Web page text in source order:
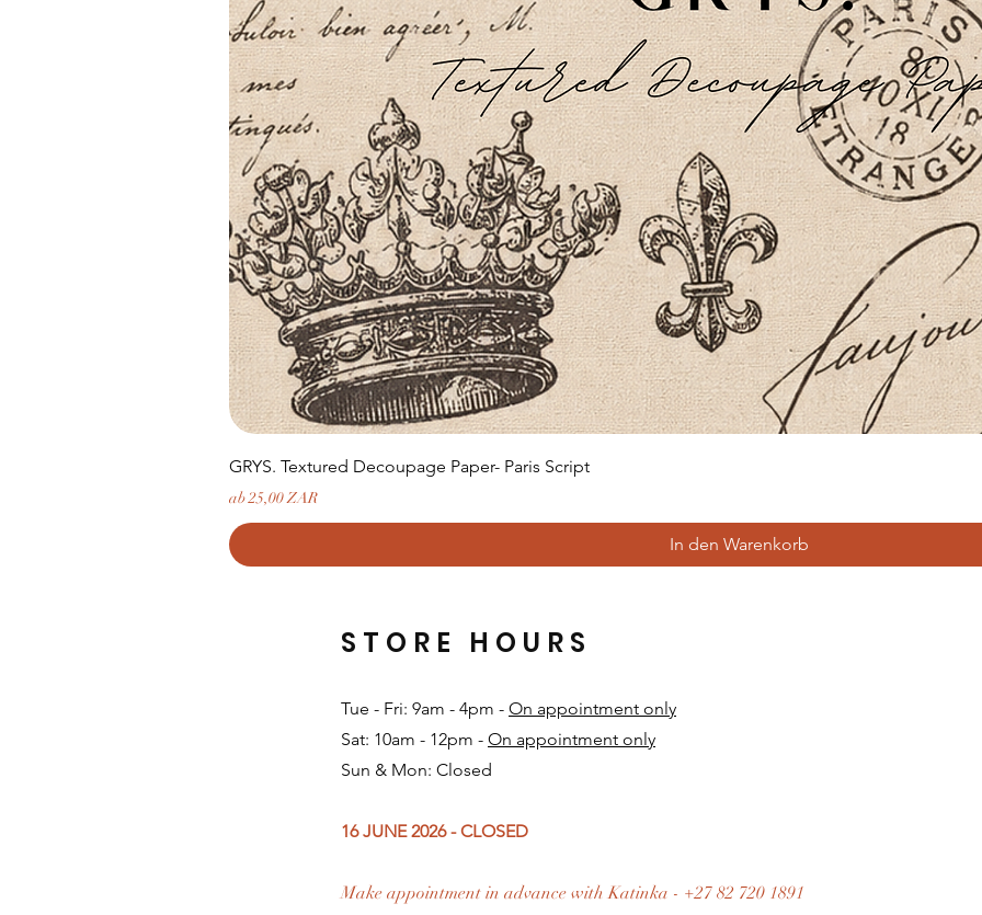
GRYS. Textured Decoupage Paper- Paris Script
ab25,00 ZAR
Sale-Preis
In den Warenkorb
Tue - Fri: 9am - 4pm - On appointment only
Sat: 10am - 12pm - On appointment only
Sun & Mon: Closed​
16 JUNE 2026 - CLOSED
Make appointment in advance with Katinka - +27 82 720 1891
STORE HOURS